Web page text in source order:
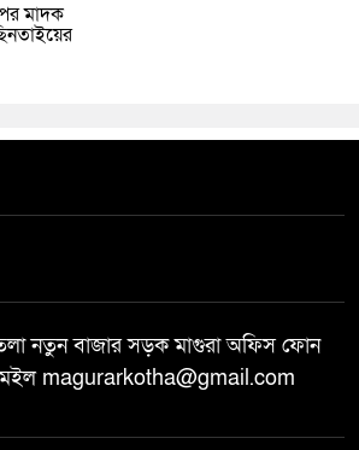
মাদক
তলা নতুন বাজার সড়ক মাগুরা অফিস ফোন
magurarkotha@gmail.com